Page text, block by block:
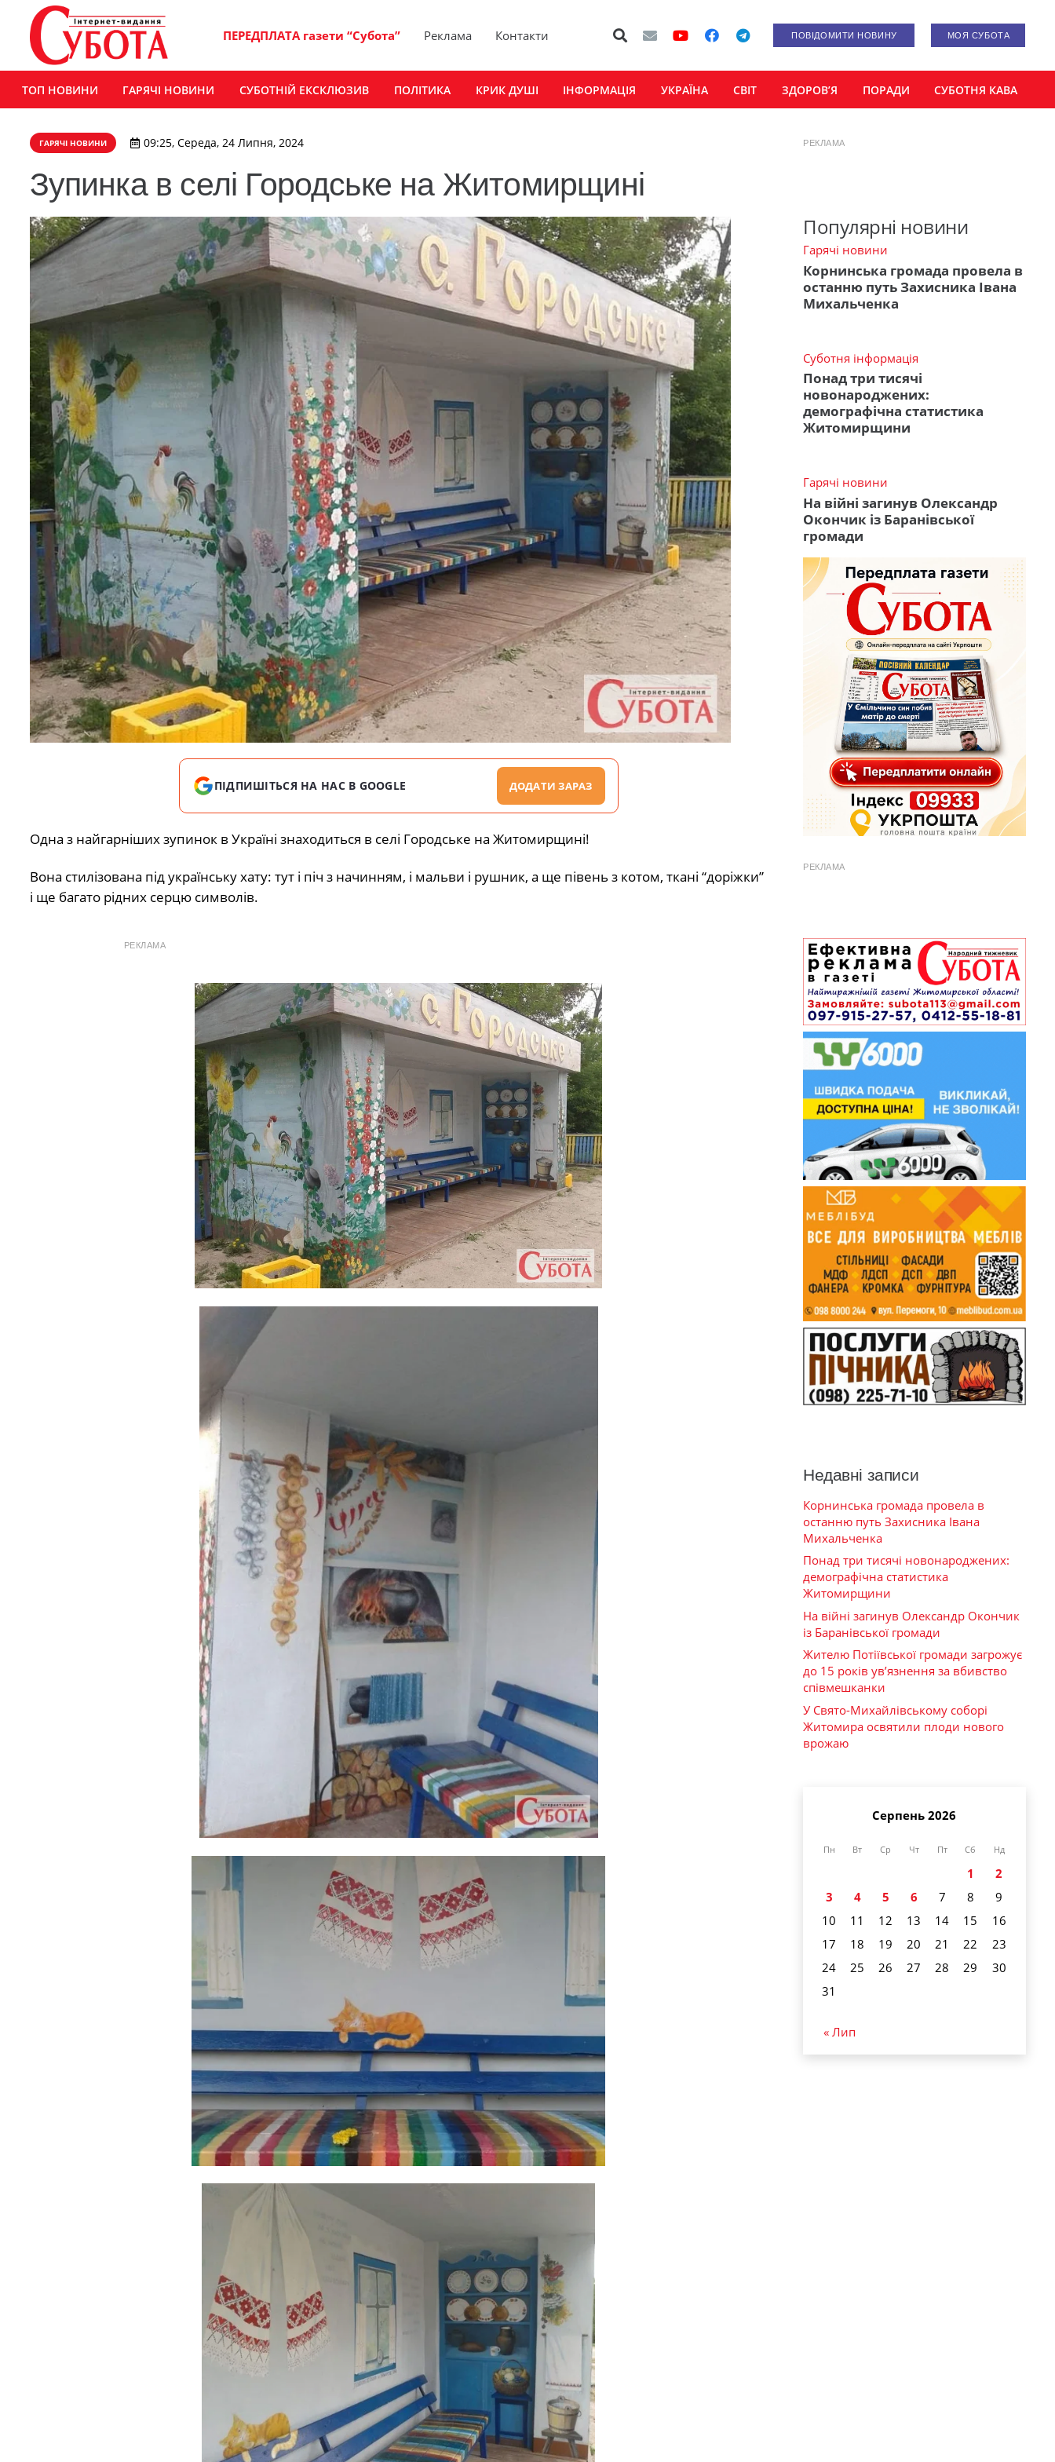
ПЕРЕДПЛАТА газети “Субота” Реклама Контакти ПОВІДОМИТИ НОВИНУ МОЯ СУБОТА
ТОП НОВИНИ ГАРЯЧІ НОВИНИ СУБОТНІЙ ЕКСКЛЮЗИВ ПОЛІТИКА КРИК ДУШІ ІНФОРМАЦІЯ УКРАЇНА СВІТ ЗДОРОВ’Я ПОРАДИ СУБОТНЯ КАВА
ГАРЯЧІ НОВИНИ 09:25, Середа, 24 Липня, 2024
Зупинка в селі Городське на Житомирщині
ПІДПИШІТЬСЯ НА НАС В GOOGLE ДОДАТИ ЗАРАЗ
Одна з найгарніших зупинок в Україні знаходиться в селі Городське на Житомирщині!
Вона стилізована під українську хату: тут і піч з начинням, і мальви і рушник, а ще півень з котом, ткані “доріжки”
і ще багато рідних серцю символів.
РЕКЛАМА
РЕКЛАМА
Популярні новини
Гарячі новини
Корнинська громада провела в
останню путь Захисника Івана
Михальченка
Суботня інформація
Понад три тисячі
новонароджених:
демографічна статистика
Житомирщини
Гарячі новини
На війні загинув Олександр
Окончик із Баранівської
громади
РЕКЛАМА
Недавні записи
Корнинська громада провела в
останню путь Захисника Івана
Михальченка
Понад три тисячі новонароджених:
демографічна статистика
Житомирщини
На війні загинув Олександр Окончик
із Баранівської громади
Жителю Потіївської громади загрожує
до 15 років ув’язнення за вбивство
співмешканки
У Свято-Михайлівському соборі
Житомира освятили плоди нового
врожаю
Серпень 2026
Пн Вт Ср Чт Пт Сб Нд
1
2
3
4 5 6 7 8
9
10
11 12 13 14 15
16
17
18 19 20 21 22
23
24
25 26 27 28 29
30
31
« Лип